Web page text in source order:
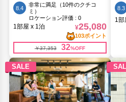
ミナミ（難波）(2.35km)
黒門市場(1.3km)